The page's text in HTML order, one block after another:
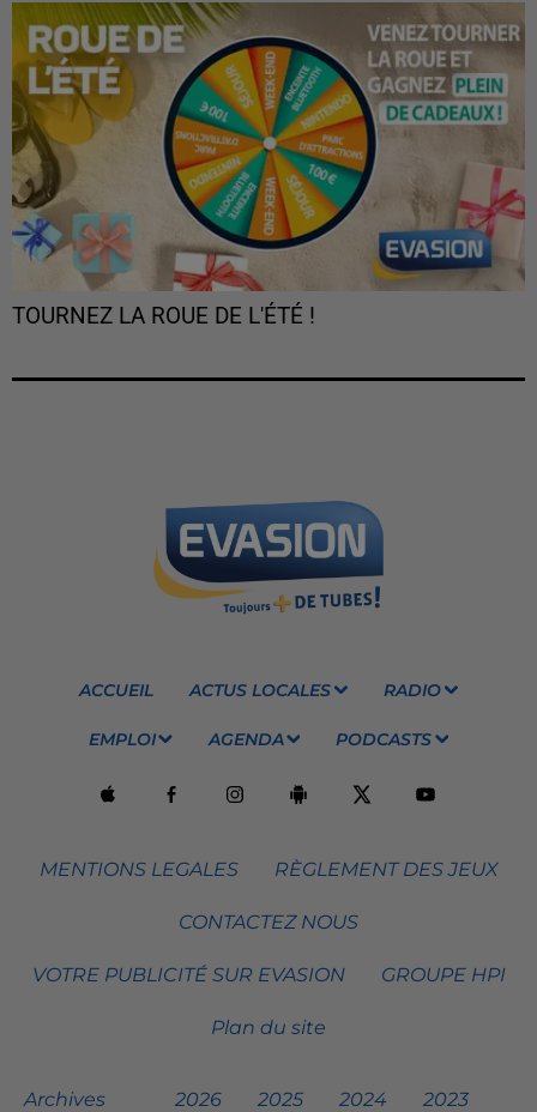
TOURNEZ LA ROUE DE L'ÉTÉ !
ACCUEIL ACTUS LOCALES RADIO
EMPLOI AGENDA PODCASTS
MENTIONS LEGALES RÈGLEMENT DES JEUX
CONTACTEZ NOUS
VOTRE PUBLICITÉ SUR EVASION GROUPE HPI
Plan du site
Archives 2026 2025 2024 2023